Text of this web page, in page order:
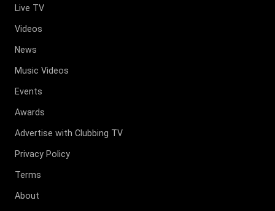
Live TV
Videos
News
Music Videos
Events
Awards
Advertise with Clubbing TV
Privacy Policy
Terms
About